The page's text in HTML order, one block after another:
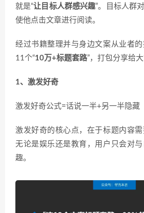
就是“让目标人群感兴趣”。目标人群
使他点击文章进行阅读。
经过书籍整理并与身边文案从业者
11个“10万+标题套路”，打包分享给大
1、激发好奇
激发好奇公式=话说一半+另一半隐藏
激发好奇的核心点，在于标题内容需
无论是娱乐还是教育，用户只会对
趣。